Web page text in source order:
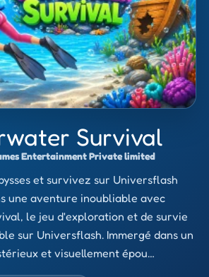
Survival
Entertainment Private limited
et survivez sur Universflash
une aventure inoubliable avec
le jeu d'exploration et de survie
sur Universflash. Immergé dans un
et visuellement épou…